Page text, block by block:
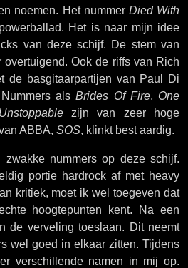
noemen. Het nummer Died With
Het is naar mijn idee
van deze schijf. De stem van
Ook de riffs van Rich
de basgitaarpartijen van Paul Di
alsBrides Of Fire, One
Unstoppablezijn van zeer hoge
ABBA, SOS, klinkt best aardig.
nummers op deze schijf.
portie hardrock af met heavy
kritiek, moet ik wel toegeven dat
hoogtepunten kent. Na een
de verveling toeslaan. Dit neemt
wel goed in elkaar zitten. Tijdens
verschillende namen in mij op.